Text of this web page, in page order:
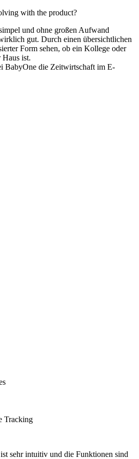
with the product?
und ohne großen Aufwand
gut. Durch einen übersichtlichen
Form sehen, ob ein Kollege oder
Haus ist.
BabyOne die Zeitwirtschaft im E-
Tracking
sehr intuitiv und die Funktionen sind